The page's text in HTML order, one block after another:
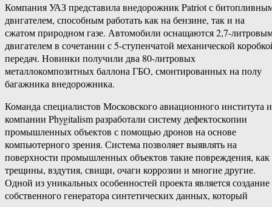
Компания УАЗ представила внедорожник Patriot с
двигателем, способным работать как на бензине, так и на
сжатом природном газе. Автомобили оснащаются 2,7-
двигателем в сочетании с 5-ступенчатой механической
передач. Новинки получили два 80-литровых
металлокомпозитных баллона ГБО, смонтированных на полу
багажника внедорожника.
Команда специалистов Московского авиационного института и
компании Phygitalism разработали систему дефектоскопии
промышленных объектов с помощью дронов на основе
компьютерного зрения. Система позволяет выявлять на
поверхности промышленных объектов такие повреждения, как
трещины, вздутия, свищи, очаги коррозии и многие другие.
Одной из уникальных особенностей проекта является создание
собственного генератора синтетических данных, который